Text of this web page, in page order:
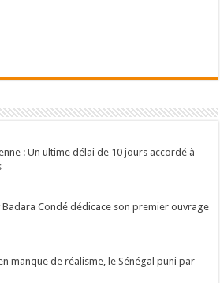
: Un ultime délai de 10 jours accordé à
Badara Condé dédicace son premier ouvrage
manque de réalisme, le Sénégal puni par